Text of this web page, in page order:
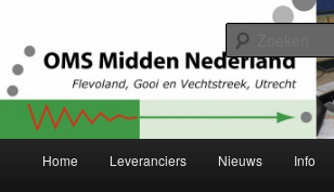
primaire
inhoudOMS Midden-Nederland
Project Herstructurering OMS Flevoland, Gooi en
Home Leveranciers Nieuws Info